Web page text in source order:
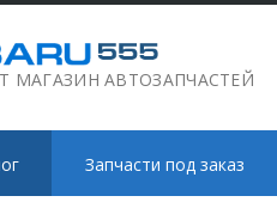
МАГАЗИН АВТОЗАПЧАСТЕЙ
Запчасти под заказ